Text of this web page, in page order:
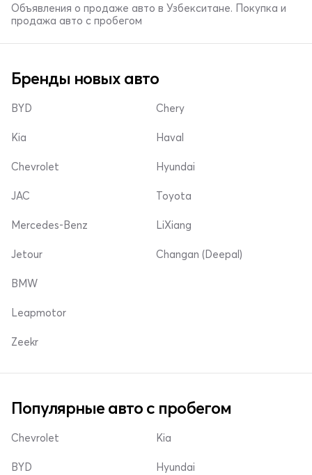
Объявления о продаже авто в Узбекситане. Покупка и
продажа авто с пробегом
Бренды новых авто
BYD
Kia
Chevrolet
Chery
Haval
Hyundai
JAC
Mercedes-Benz
Jetour
Toyota
LiXiang
Changan (Deepal)
BMW
Leapmotor
Zeekr
Популярные авто с пробегом
Chevrolet
BYD
Kia
Hyundai